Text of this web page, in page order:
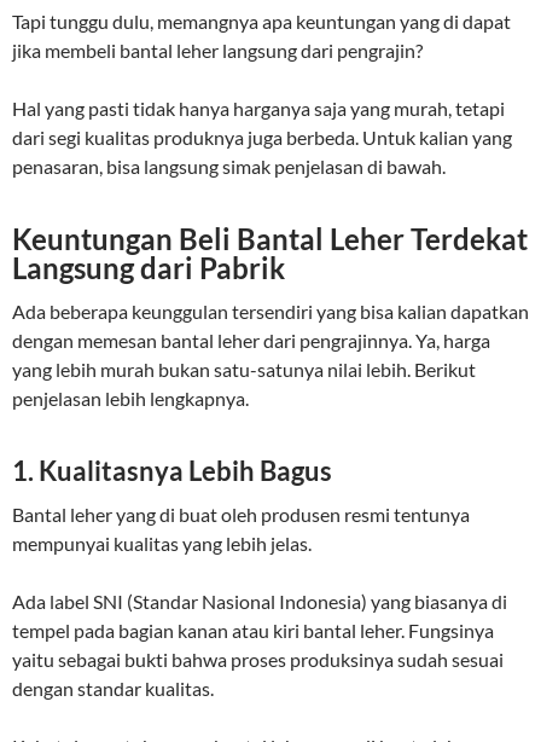
Tapi tunggu dulu, memangnya apa keuntungan yang di dapat
jika membeli bantal leher langsung dari pengrajin?
Hal yang pasti tidak hanya harganya saja yang murah, tetapi
dari segi kualitas produknya juga berbeda. Untuk kalian yang
penasaran, bisa langsung simak penjelasan di bawah.
Keuntungan Beli Bantal Leher Terdekat
Langsung dari Pabrik
Ada beberapa keunggulan tersendiri yang bisa kalian dapatkan
dengan memesan bantal leher dari pengrajinnya. Ya, harga
yang lebih murah bukan satu-satunya nilai lebih. Berikut
penjelasan lebih lengkapnya.
1. Kualitasnya Lebih Bagus
Bantal leher yang di buat oleh produsen resmi tentunya
mempunyai kualitas yang lebih jelas.
Ada label SNI (Standar Nasional Indonesia) yang biasanya di
tempel pada bagian kanan atau kiri bantal leher. Fungsinya
yaitu sebagai bukti bahwa proses produksinya sudah sesuai
dengan standar kualitas.